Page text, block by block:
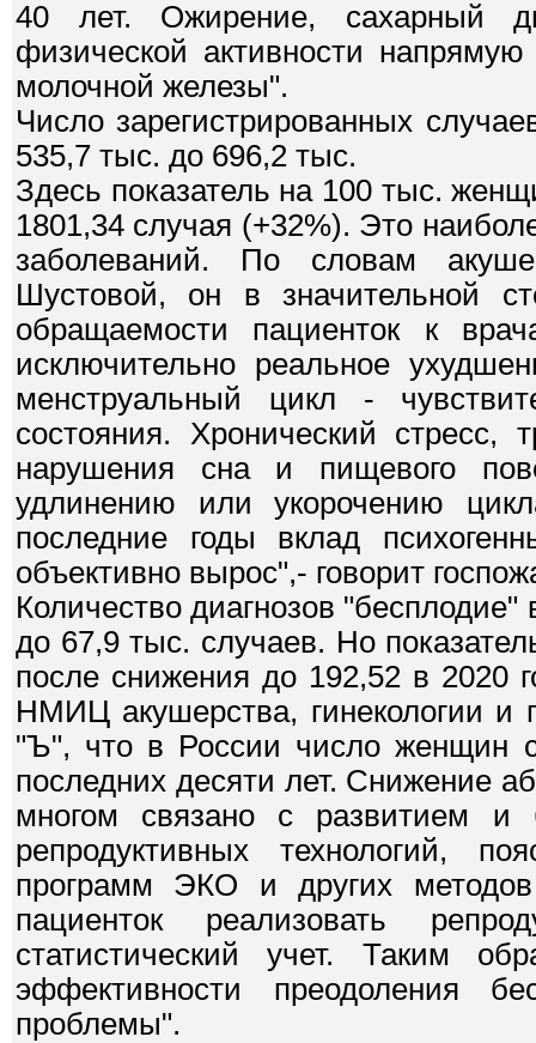
40 лет. Ожирение, сахарный
физической активности
молочной железы".
Число зарегистрированных
535,7 тыс. до 696,2 тыс.
Здесь показатель на 100 тыс.
1801,34 случая (+32%). Это
заболеваний. По словам
Шустовой, он в значительной
обращаемости пациенток к
исключительно реальное
менструальный цикл -
состояния. Хронический стресс,
нарушения сна и пищевого
удлинению или укорочению
последние годы вклад
объективно вырос",- говорит
Количество диагнозов
до 67,9 тыс. случаев. Но
после снижения до 192,52 в 2020
НМИЦ акушерства, гинекологии и
"Ъ", что в России число женщин
последних десяти лет. Снижение
многом связано с развитием и
репродуктивных технологий,
программ ЭКО и других методов
пациенток реализовать
статистический учет. Таким
эффективности преодоления
проблемы".